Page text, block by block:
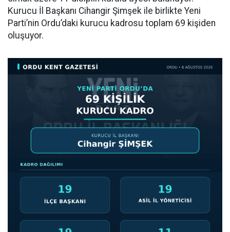
Kurucu İl Başkanı Cihangir Şimşek ile birlikte Yeni
Parti’nin Ordu’daki kurucu kadrosu toplam 69 kişiden
oluşuyor.